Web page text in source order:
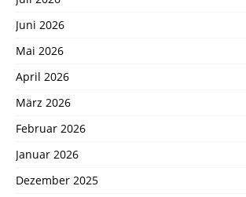
Juni 2026
Mai 2026
April 2026
März 2026
Februar 2026
Januar 2026
Dezember 2025